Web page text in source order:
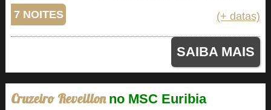
7 NOITES
(+ datas)
SAIBA MAIS
Cruzeiro Reveillon no MSC Euribia